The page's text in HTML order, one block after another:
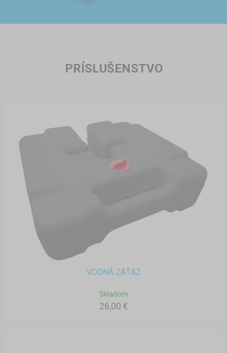
PRÍSLUŠENSTVO
VODNÁ ZÁŤAŽ
Skladom
26,00 €